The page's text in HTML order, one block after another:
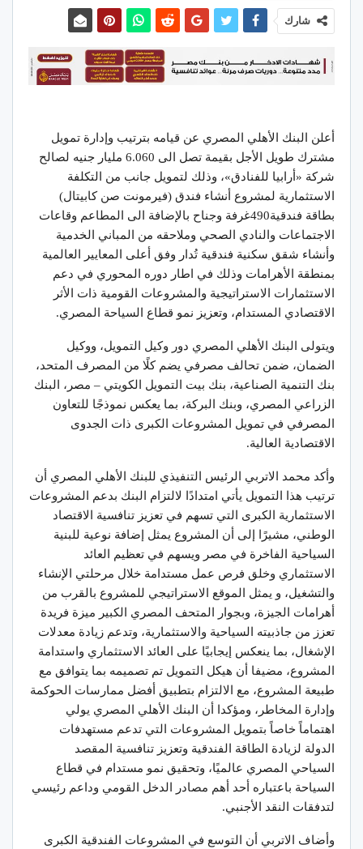
شارك
أعلن البنك الأهلي المصري عن قيامه بترتيب وإدارة تمويل
مشترك طويل الأجل بقيمة تصل الى 6.060 مليار جنيه لصالح
شركة «أرابيا للفنادق»، وذلك لتمويل جانب من التكلفة
الاستثمارية لمشروع أنشاء فندق (فيرمونت صن كابيتال)
بطاقة فندقية490غرفة وجناح بالإضافة الى المطاعم وقاعات
الاجتماعات والنادي الصحي وملاحقه من المباني الخدمية
وأنشاء شقق سكنية فندقية تُدار وفق أعلى المعايير العالمية
بمنطقة الأهرامات وذلك في اطار دوره المحوري في دعم
الاستثمارات الاستراتيجية والمشروعات القومية ذات الأثر
الاقتصادي المستدام، وتعزيز نمو قطاع السياحة المصري.
ويتولى البنك الأهلي المصري دور وكيل التمويل، ووكيل
الضمان، ضمن تحالف مصرفي يضم كلًا من المصرف المتحد،
بنك التنمية الصناعية، بنك بيت التمويل الكويتي – مصر، البنك
الزراعي المصري، وبنك البركة، بما يعكس نموذجًا للتعاون
المصرفي في تمويل المشروعات الكبرى ذات الجدوى
الاقتصادية العالية.
وأكد محمد الاتربي الرئيس التنفيذي للبنك الأهلي المصري أن
ترتيب هذا التمويل يأتي امتدادًا لالتزام البنك بدعم المشروعات
الاستثمارية الكبرى التي تسهم في تعزيز تنافسية الاقتصاد
الوطني، مشيرًا إلى أن المشروع يمثل إضافة نوعية للبنية
السياحية الفاخرة في مصر ويسهم في تعظيم العائد
الاستثماري وخلق فرص عمل مستدامة خلال مرحلتي الإنشاء
والتشغيل، و يمثل الموقع الاستراتيجي للمشروع بالقرب من
أهرامات الجيزة، وبجوار المتحف المصري الكبير ميزة فريدة
تعزز من جاذبيته السياحية والاستثمارية، وتدعم زيادة معدلات
الإشغال، بما ينعكس إيجابيًا على العائد الاستثماري واستدامة
المشروع، مضيفا أن هيكل التمويل تم تصميمه بما يتوافق مع
طبيعة المشروع، مع الالتزام بتطبيق أفضل ممارسات الحوكمة
وإدارة المخاطر، ومؤكدا أن البنك الأهلي المصري يولي
اهتماماً خاصاً بتمويل المشروعات التي تدعم مستهدفات
الدولة لزيادة الطاقة الفندقية وتعزيز تنافسية المقصد
السياحي المصري عالميًا، وتحقيق نمو مستدام في قطاع
السياحة باعتباره أحد أهم مصادر الدخل القومي وداعم رئيسي
لتدفقات النقد الأجنبي.
وأضاف الاتربي أن التوسع في المشروعات الفندقية الكبرى